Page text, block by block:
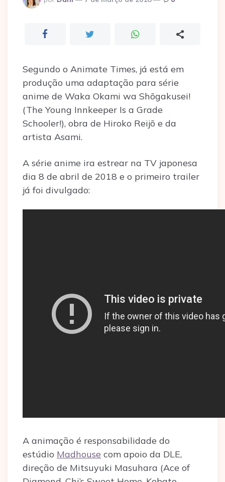
por
Segundo o Animate Times, já está em
produção uma adaptação para série
anime de Waka Okami wa Shōgakusei!
(The Young Innkeeper Is a Grade
Schooler!), obra de Hiroko Reijō e da
artista Asami.
A série anime ira estrear na TV japonesa
dia 8 de abril de 2018 e o primeiro trailer
já foi divulgado:
A animação é responsabilidade do
estúdio Madhouse com apoio da DLE,
direção de Mitsuyuki Masuhara (Ace of